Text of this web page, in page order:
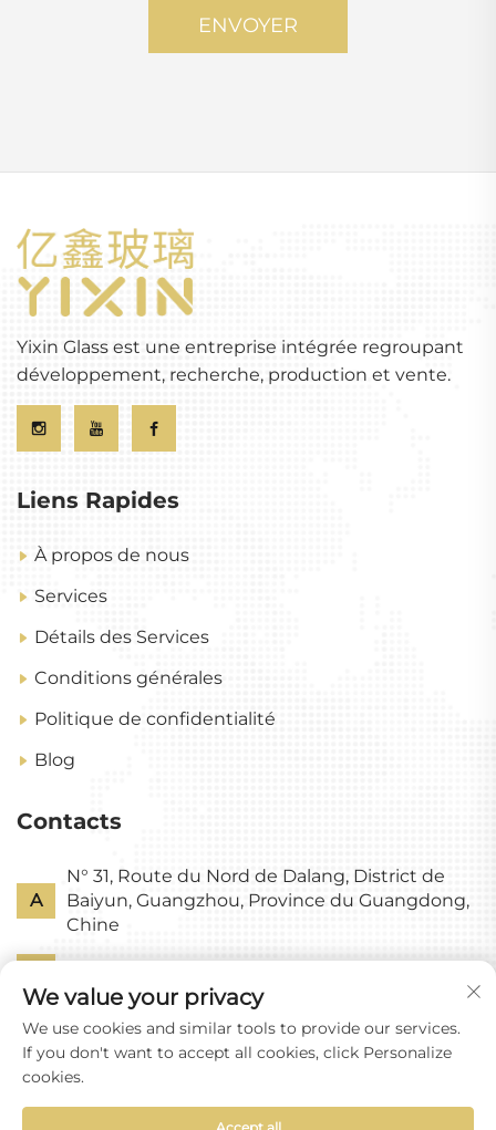
ENVOYER
Yixin Glass est une entreprise intégrée regroupant
développement, recherche, production et vente.
Liens Rapides
À propos de nous
Services
Détails des Services
Conditions générales
Politique de confidentialité
Blog
Contacts
A
N° 31, Route du Nord de Dalang, District de
Baiyun, Guangzhou, Province du Guangdong,
Chine
E [email protected]
We value your privacy
We use cookies and similar tools to provide our services.
If you don't want to accept all cookies, click Personalize
cookies.